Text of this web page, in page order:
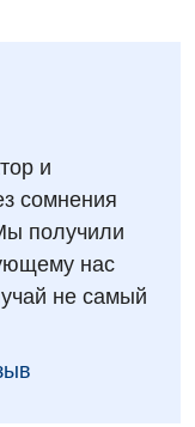
и
сомнения
получили
нас
не самый